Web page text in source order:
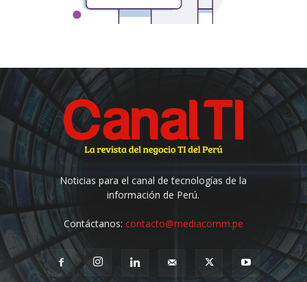
Noticias para el canal de tecnologías de la
información de Perú.
Contáctanos: contacto@mediacomm.pe